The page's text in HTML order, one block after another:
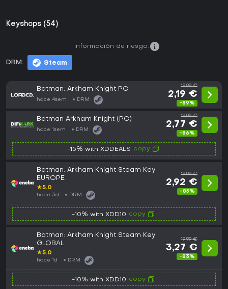
Keyshops (54)
DRM: Steam
Información de riesgo:
Batman: Arkham Knight PC
hace 4sem DRM:
19,99 €
2,19 €
-89%
Batman Arkham Knight (PC)
hace 1sem DRM:
19,99 €
2,77 €
-86%
-15% with XDDEALS copy
Batman: Arkham Knight Steam Key
EUROPE
★5.0
hace 3d DRM:
19,99 €
2,92 €
-85%
-10% with XDD10 copy
Batman: Arkham Knight Steam Key
GLOBAL
★5.0
hace 1d DRM:
19,99 €
3,27 €
-83%
-10% with XDD10 copy